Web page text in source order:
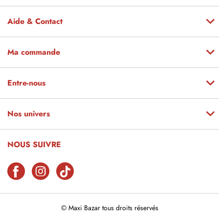
Aide & Contact
Ma commande
Entre-nous
Nos univers
NOUS SUIVRE
© Maxi Bazar tous droits réservés